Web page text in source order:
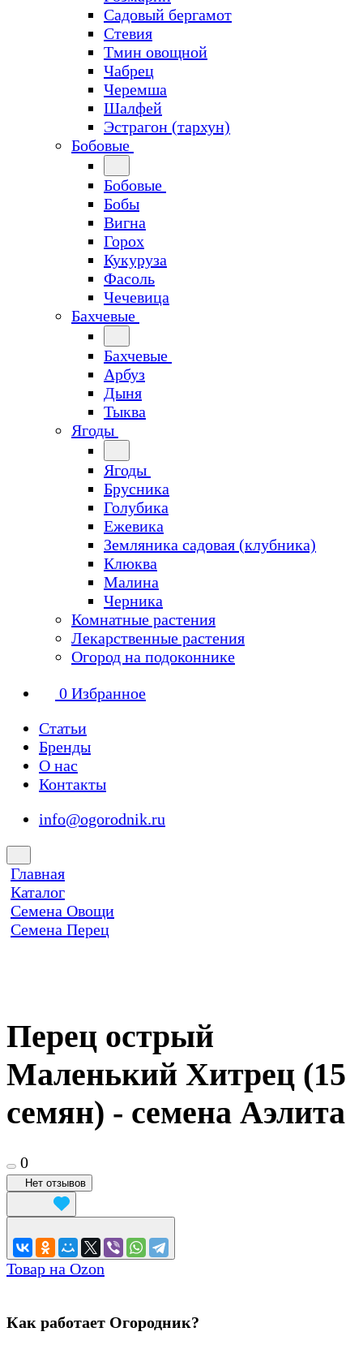
Садовый бергамот
Стевия
Тмин овощной
Чабрец
Черемша
Шалфей
Эстрагон (тархун)
Бобовые
Бобовые
Бобы
Вигна
Горох
Кукуруза
Фасоль
Чечевица
Бахчевые
Бахчевые
Арбуз
Дыня
Тыква
Ягоды
Ягоды
Брусника
Голубика
Ежевика
Земляника садовая (клубника)
Клюква
Малина
Черника
Комнатные растения
Лекарственные растения
Огород на подоконнике
0 Избранное
Статьи
Бренды
О нас
Контакты
info@ogorodnik.ru
Главная
Каталог
Семена Овощи
Семена Перец
Перец острый
Маленький Хитрец (15
семян) - семена Аэлита
0
Нет отзывов
Товар на Ozon
Как работает Огородник?